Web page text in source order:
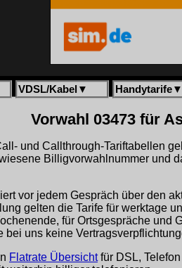
VDSL/Kabel ▼ Handytarife▼
Vorwahl 03473 für
und Callthrough-Tariftabellen
Billigvorwahlnummer und
vor jedem Gespräch über den
gelten die Tarife für werktage
für Ortsgespräche und
bei uns keine
Flatrate Übersichtfür DSL,